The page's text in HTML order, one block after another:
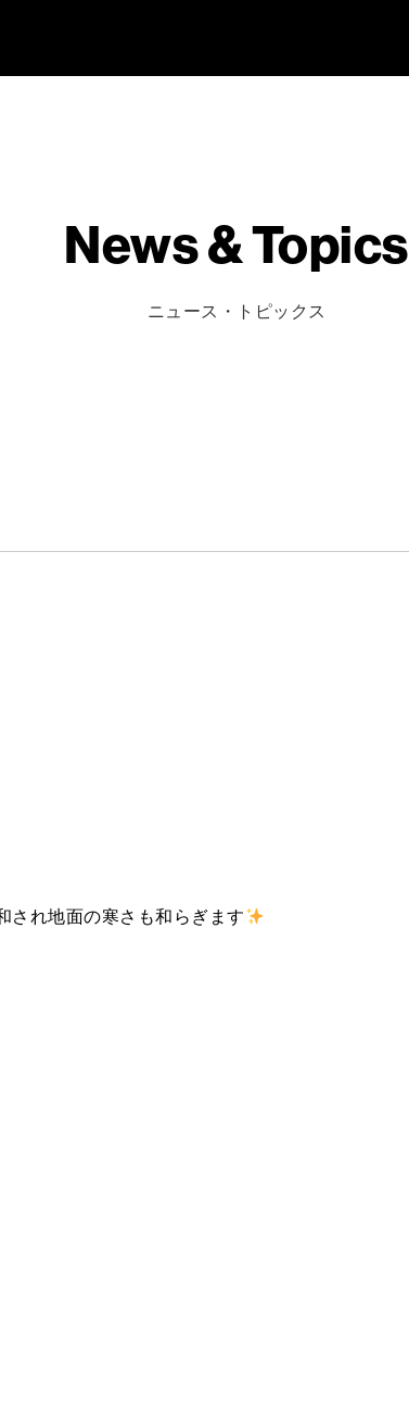
News & Topics
ニュース・トピックス
され地面の寒さも和らぎます